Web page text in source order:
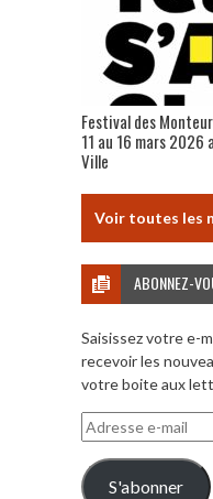
Festival des
11 au 16 mars 2026
Ville
Voir toutes les
ABONNEZ-
Saisissez votre e-
recevoir les
votre boite aux
Adresse
e-
mail
S'abonner